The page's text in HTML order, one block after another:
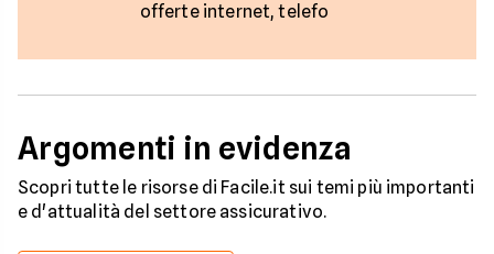
offerte internet, telefo
Argomenti in evidenza
Scopri tutte le risorse di Facile.it sui temi più importanti
e d'attualità del settore assicurativo.